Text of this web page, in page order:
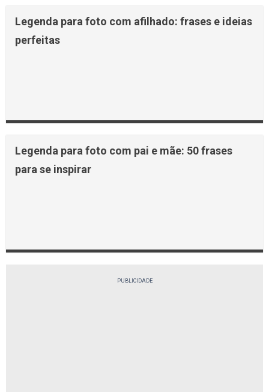
Legenda para foto com afilhado: frases e ideias
perfeitas
Legenda para foto com pai e mãe: 50 frases
para se inspirar
PUBLICIDADE